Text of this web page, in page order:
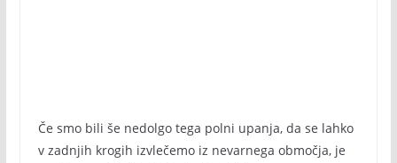
Če smo bili še nedolgo tega polni upanja, da se lahko
v zadnjih krogih izvlečemo iz nevarnega območja, je